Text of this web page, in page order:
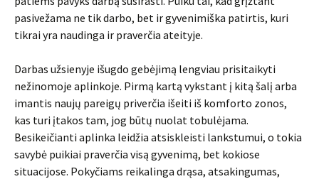
pasivežama ne tik darbo, bet ir gyvenimiška patirtis, kuri
tikrai yra naudinga ir praverčia ateityje.
Darbas užsienyje išugdo gebėjimą lengviau prisitaikyti
nežinomoje aplinkoje. Pirmą kartą vykstant į kitą šalį arba
imantis naujų pareigų priverčia išeiti iš komforto zonos,
kas turi įtakos tam, jog būtų nuolat tobulėjama.
Besikeičianti aplinka leidžia atsiskleisti lankstumui, o tokia
savybė puikiai praverčia visą gyvenimą, bet kokiose
situacijose. Pokyčiams reikalinga drąsa, atsakingumas,